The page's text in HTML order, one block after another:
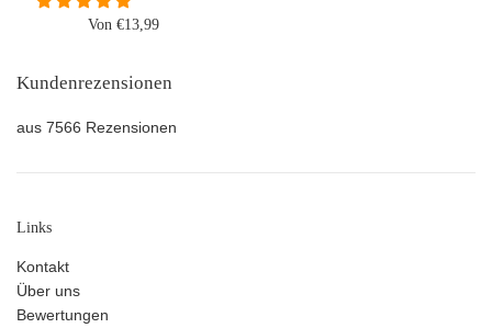
Von €13,99
Kundenrezensionen
aus 7566 Rezensionen
Links
Kontakt
Über uns
Bewertungen